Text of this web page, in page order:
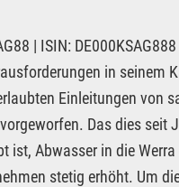
| ISIN:
in seinem
Einleitungen von
Das dies seit
Abwasser in die
stetig erhöht. Um